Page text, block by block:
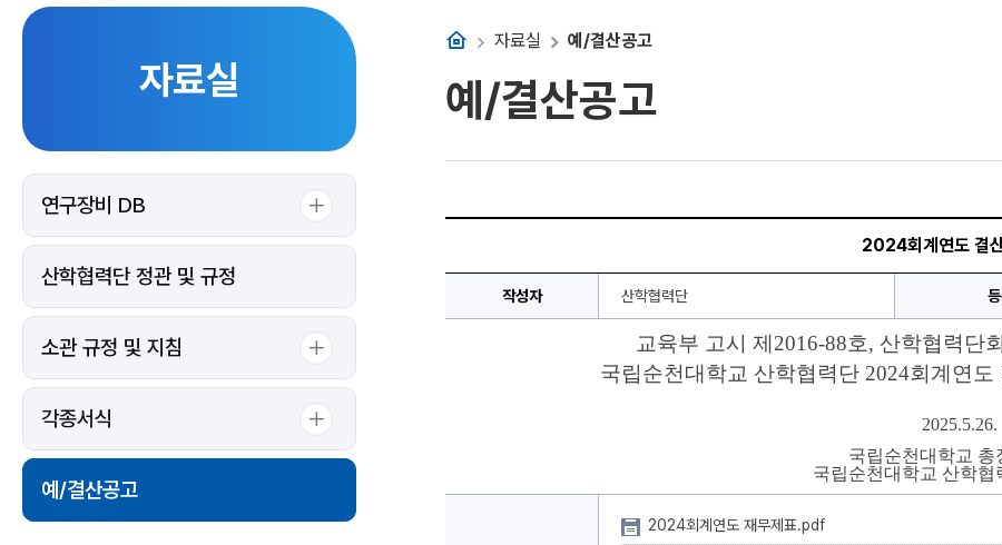
홈 자료실 예/결산공고
자료실
연구장비 DB
산학협력단 정관 및 규정
소관 규정 및 지침
각종서식
예/결산공고
예/결산공고
연
산
2024회계연도 결
작성자 산학협력단
교육부 고시 제2016-88호, 산학협력단
국립순천대학교 산학협력단 2024회계연
2025.5.26.
국립순천대학교 총
국립순천대학교 산학협
2024회계연도 재무제표.pdf